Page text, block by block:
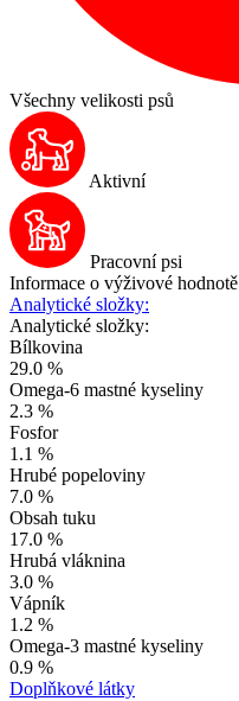
Všechny velikosti psů
Aktivní
Pracovní psi
Informace o výživové hodnotě
Analytické složky:
Analytické složky:
Bílkovina
29.0 %
Omega-6 mastné kyseliny
2.3 %
Fosfor
1.1 %
Hrubé popeloviny
7.0 %
Obsah tuku
17.0 %
Hrubá vláknina
3.0 %
Vápník
1.2 %
Omega-3 mastné kyseliny
0.9 %
Doplňkové látky